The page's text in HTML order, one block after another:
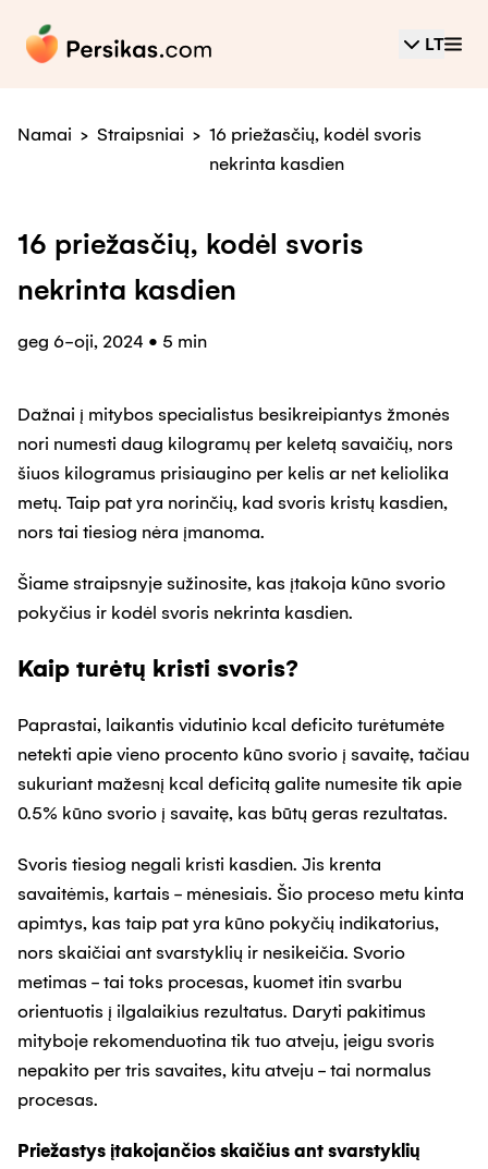
LT
Namai > Straipsniai > 16 priežasčių, kodėl svoris
nekrinta kasdien
16 priežasčių, kodėl svoris
nekrinta kasdien
geg 6-oji, 2024 • 5 min
Dažnai į mitybos specialistus besikreipiantys žmonės
nori numesti daug kilogramų per keletą savaičių, nors
šiuos kilogramus prisiaugino per kelis ar net keliolika
metų. Taip pat yra norinčių, kad svoris kristų kasdien,
nors tai tiesiog nėra įmanoma.
Šiame straipsnyje sužinosite, kas įtakoja kūno svorio
pokyčius ir kodėl svoris nekrinta kasdien.
Kaip turėtų kristi svoris?
Paprastai, laikantis vidutinio kcal deficito turėtumėte
netekti apie vieno procento kūno svorio į savaitę, tačiau
sukuriant mažesnį kcal deficitą galite numesite tik apie
0.5% kūno svorio į savaitę, kas būtų geras rezultatas.
Svoris tiesiog negali kristi kasdien. Jis krenta
savaitėmis, kartais - mėnesiais. Šio proceso metu kinta
apimtys, kas taip pat yra kūno pokyčių indikatorius,
nors skaičiai ant svarstyklių ir nesikeičia. Svorio
metimas - tai toks procesas, kuomet itin svarbu
orientuotis į ilgalaikius rezultatus. Daryti pakitimus
mityboje rekomenduotina tik tuo atveju, jeigu svoris
nepakito per tris savaites, kitu atveju - tai normalus
procesas.
Priežastys įtakojančios skaičius ant svarstyklių